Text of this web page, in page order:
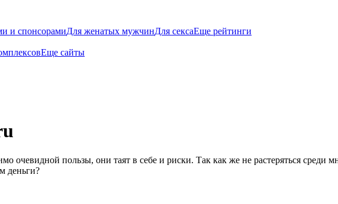
и спонсорамиДля женатых мужчинДля сексаЕще рейтинги
Еще сайты
очевидной пользы, они таят в себе и риски. Так как же не растеряться среди
деньги?